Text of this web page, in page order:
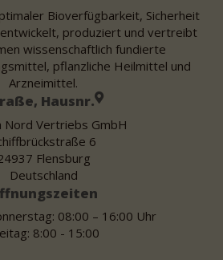
Bioverfügbarkeit, Sicherheit
produziert und vertreibt
wissenschaftlich fundierte
pflanzliche Heilmittel und
Arzneimittel.
Hausnr.
Nord Vertriebs GmbH
6
Flensburg
Deutschland
08:00 – 16:00 Uhr
8:00 - 15:00